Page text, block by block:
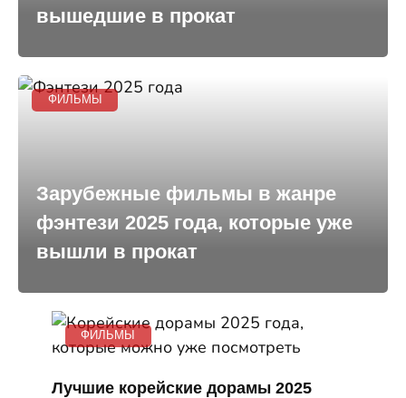
вышедшие в прокат
ФИЛЬМЫ
Зарубежные фильмы в жанре
фэнтези 2025 года, которые уже
вышли в прокат
ФИЛЬМЫ
Лучшие корейские дорамы 2025